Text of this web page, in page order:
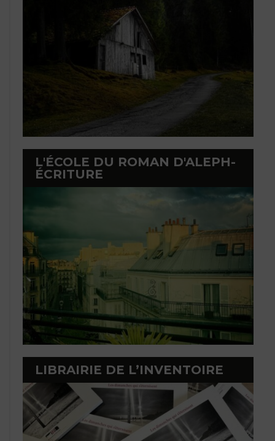
L'ÉCOLE DU ROMAN D'ALEPH-
ÉCRITURE
LIBRAIRIE DE L’INVENTOIRE